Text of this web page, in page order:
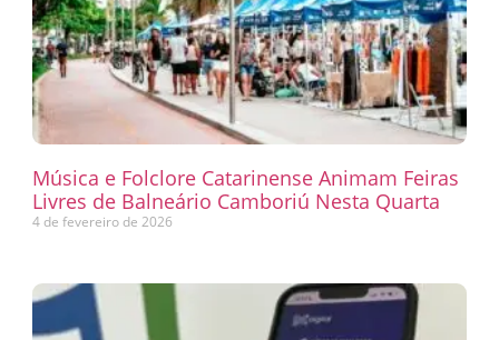
Música e Folclore Catarinense Animam Feiras
Livres de Balneário Camboriú Nesta Quarta
4 de fevereiro de 2026